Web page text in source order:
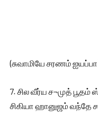
(சுவாமியே சரணம்
7. சில வீர்ய ச¬முத்
சிகியா ஹானுஜம்